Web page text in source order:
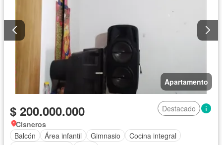
Apartamento
$ 200.000.000
Destacado
Cisneros
Balcón
Área infantil Gimnasio
Cocina integral